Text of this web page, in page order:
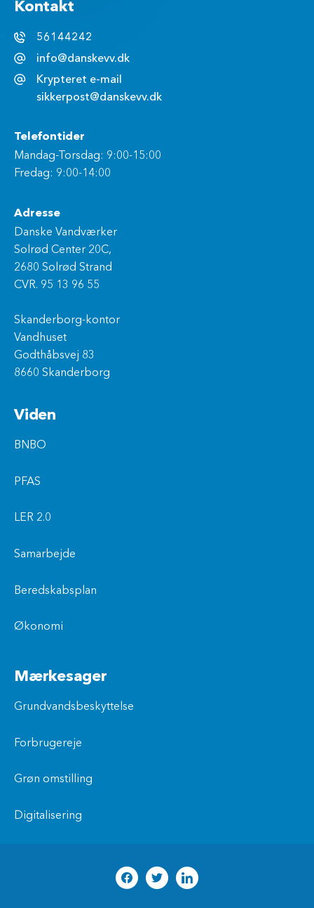
Kontakt
56144242
info@danskevv.dk
Krypteret e-mail
sikkerpost@danskevv.dk
Telefontider
Mandag-Torsdag: 9:00-15:00
Fredag: 9:00-14:00
Adresse
Danske Vandværker
Solrød Center 20C,
2680 Solrød Strand
CVR. 95 13 96 55
Skanderborg-kontor
Vandhuset
Godthåbsvej 83
8660 Skanderborg
Viden
BNBO
PFAS
LER 2.0
Samarbejde
Beredskabsplan
Økonomi
Mærkesager
Grundvandsbeskyttelse
Forbrugereje
Grøn omstilling
Digitalisering